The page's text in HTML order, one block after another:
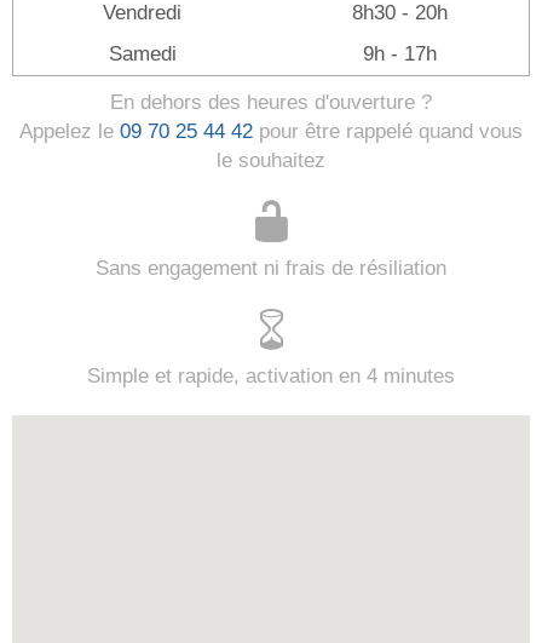
Vendredi
8h30 - 20h
Samedi
9h - 17h
En dehors des heures d'ouverture ?
Appelez le 09 70 25 44 42 pour être rappelé quand vous
le souhaitez
Sans engagement ni frais de résiliation
Simple et rapide, activation en 4 minutes